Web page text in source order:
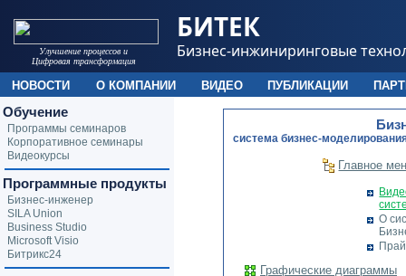
cистема бизнес-
Главное
О
Графические диаграммы
Обучение
Программы семинаров
Корпоративное семинары
Видеокурсы
Программные продукты
Бизнес-инженер
SILA Union
Business Studio
Microsoft Visio
Битрикс24
Улучшение процессов и
Цифровая трансформация
БИТЕК
Бизнес-инжиниринговые
НОВОСТИ О КОМПАНИИ ВИДЕО ПУБЛИКАЦИИ